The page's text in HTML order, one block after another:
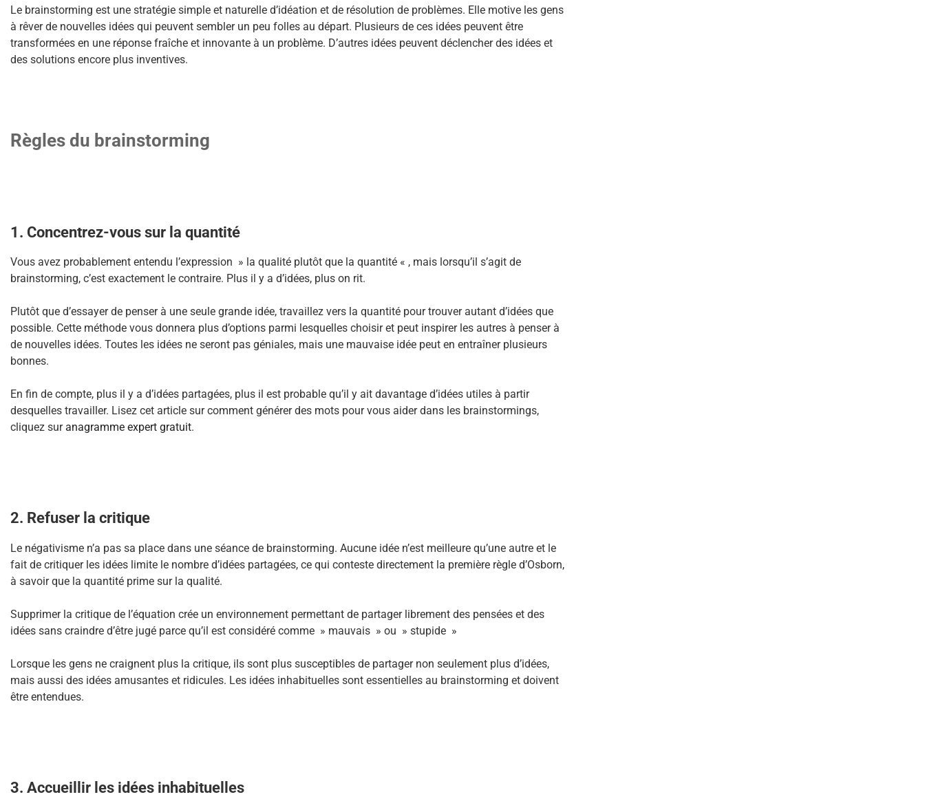
Le brainstorming est une stratégie simple et naturelle d’idéation et de résolution de problèmes. Elle motive les gens
à rêver de nouvelles idées qui peuvent sembler un peu folles au départ. Plusieurs de ces idées peuvent être
transformées en une réponse fraîche et innovante à un problème. D’autres idées peuvent déclencher des idées et
des solutions encore plus inventives.
Règles du brainstorming
1. Concentrez-vous sur la quantité
Vous avez probablement entendu l’expression » la qualité plutôt que la quantité « , mais lorsqu’il s’agit de
brainstorming, c’est exactement le contraire. Plus il y a d’idées, plus on rit.
Plutôt que d’essayer de penser à une seule grande idée, travaillez vers la quantité pour trouver autant d’idées que
possible. Cette méthode vous donnera plus d’options parmi lesquelles choisir et peut inspirer les autres à penser à
de nouvelles idées. Toutes les idées ne seront pas géniales, mais une mauvaise idée peut en entraîner plusieurs
bonnes.
En fin de compte, plus il y a d’idées partagées, plus il est probable qu’il y ait davantage d’idées utiles à partir
desquelles travailler. Lisez cet article sur comment générer des mots pour vous aider dans les brainstormings,
cliquez suranagramme expert gratuit.
2. Refuser la critique
Le négativisme n’a pas sa place dans une séance de brainstorming. Aucune idée n’est meilleure qu’une autre et le
fait de critiquer les idées limite le nombre d’idées partagées, ce qui conteste directement la première règle d’Osborn,
à savoir que la quantité prime sur la qualité.
Supprimer la critique de l’équation crée un environnement permettant de partager librement des pensées et des
idées sans craindre d’être jugé parce qu’il est considéré comme » mauvais » ou » stupide »
Lorsque les gens ne craignent plus la critique, ils sont plus susceptibles de partager non seulement plus d’idées,
mais aussi des idées amusantes et ridicules. Les idées inhabituelles sont essentielles au brainstorming et doivent
être entendues.
3. Accueillir les idées inhabituelles